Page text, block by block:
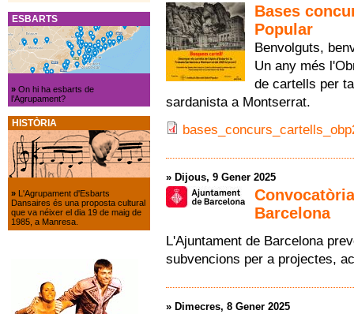
Bases
Popular
Benvolguts,
Un any més
de cartells per
sardanista a Montserrat.
» Dijous, 9 Gener 2025
Barcelona
L'Ajuntament de Barcelona
subvencions per a projectes,
» Dimecres, 8 Gener 2025
ESBARTS
»On hi ha esbarts de
l’Agrupament?
HISTÒRIA
» L'Agrupament d'Esbarts
Dansaires és una proposta cultural
que va néixer el dia 19 de maig de
1985, a Manresa.